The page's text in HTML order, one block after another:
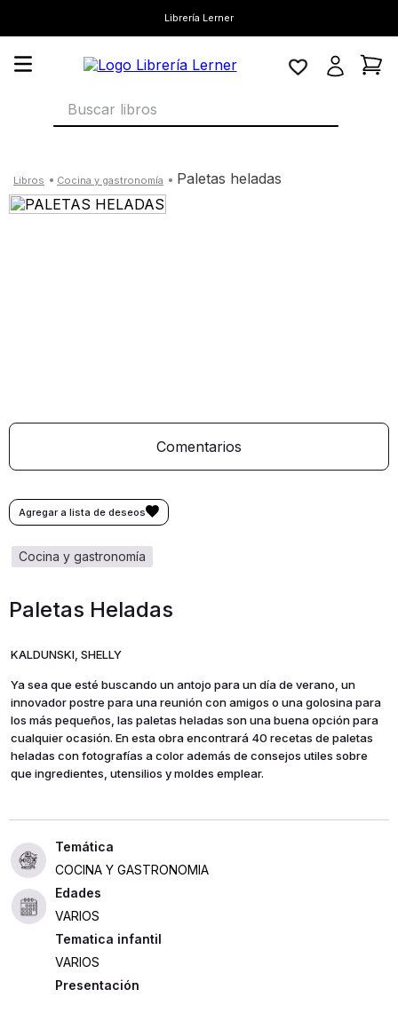
Librería Lerner
Buscar libros
cocina y gastronomía paletas heladas
Comentarios
cocina y gastronomía
Paletas Heladas
KALDUNSKI, SHELLY
Ya sea que esté buscando un antojo para un día de verano, un
innovador postre para una reunión con amigos o una golosina para
los más pequeños, las paletas heladas son una buena opción para
cualquier ocasión. En esta obra encontrará 40 recetas de paletas
heladas con fotografías a color además de consejos utiles sobre
que ingredientes, utensilios y moldes emplear.
COCINA Y GASTRONOMIA
Edades
VARIOS
Tematica infantil
VARIOS
Presentación